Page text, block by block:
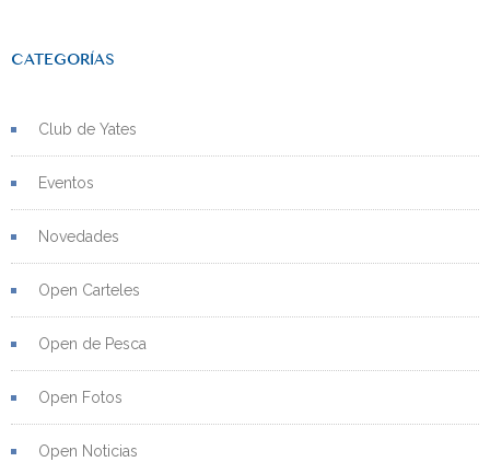
CATEGORÍAS
Club de Yates
Eventos
Novedades
Open Carteles
Open de Pesca
Open Fotos
Open Noticias